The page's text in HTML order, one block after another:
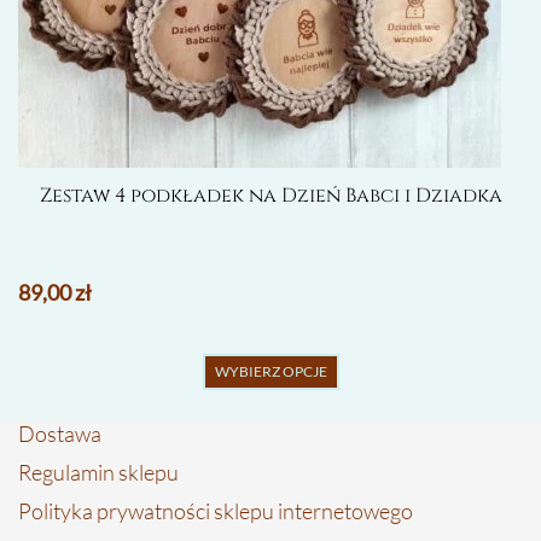
Zestaw 4 podkładek na Dzień Babci i Dziadka
89,00zł
WYBIERZ OPCJE
Ten
można
Dostawa
Regulamin sklepu
Polityka prywatności sklepu internetowego